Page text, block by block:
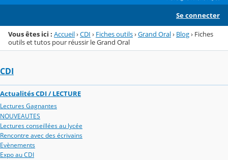
Se connecter
Vous êtes ici : Accueil›CDI › Fiches outils›Grand Oral› Blog› Fiches
outils et tutos pour réussir le Grand Oral
CDI
Actualités CDI / LECTURE
Lectures Gagnantes
NOUVEAUTES
Lectures conseillées au lycée
Rencontre avec des écrivains
Evènements
Expo au CDI